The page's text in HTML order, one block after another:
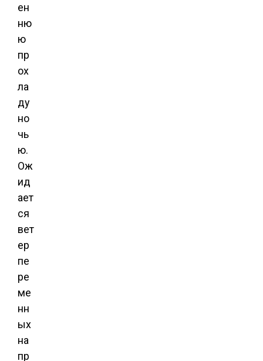
ен
ню
ю
пр
ох
ла
ду
но
чь
ю.
Ож
ид
ает
ся
вет
ер
пе
ре
ме
нн
ых
на
пр